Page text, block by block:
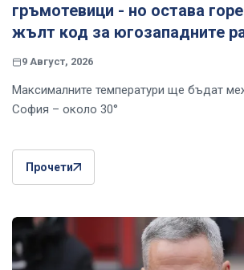
гръмотевици - но остава
жълт код за югозападните
9 Август, 2026
Максималните температури ще бъдат
София – около 30°
Прочети